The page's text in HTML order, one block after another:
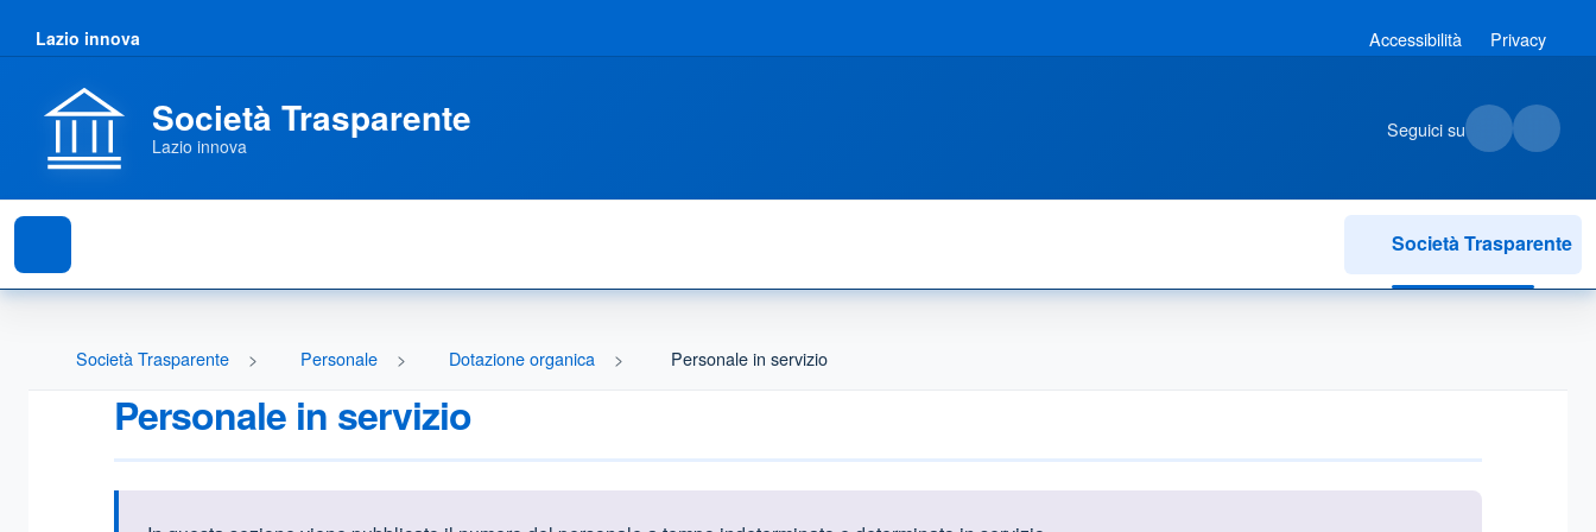
Lazio innova Accessibilità Privacy
Società Trasparente
Lazio innova
Seguici su
Società Trasparente
Società Trasparente Personale Dotazione organica Personale in servizio
Personale in servizio